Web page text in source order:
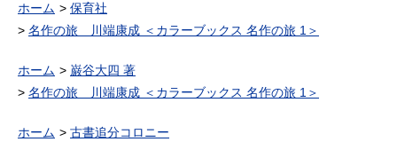
ホーム
保育社
名作の旅 川端康成 ＜カラーブックス 名作の旅 1＞
ホーム
巌谷大四 著
名作の旅 川端康成 ＜カラーブックス 名作の旅 1＞
ホーム 古書追分コロニー